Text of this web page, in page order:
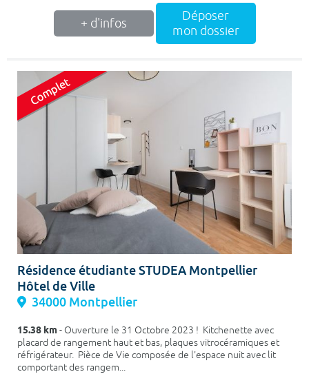
+ d'infos
Déposer
mon dossier
Résidence étudiante STUDEA Montpellier
Hôtel de Ville
34000 Montpellier
15.38 km- Ouverture le 31 Octobre 2023 ! Kitchenette avec
placard de rangement haut et bas, plaques vitrocéramiques et
réfrigérateur. Pièce de Vie composée de l'espace nuit avec lit
comportant des rangem...